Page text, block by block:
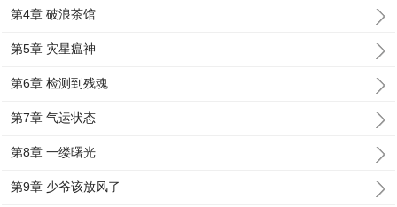
第4章 破浪茶馆
第5章 灾星瘟神
第6章 检测到残魂
第7章 气运状态
第8章 一缕曙光
第9章 少爷该放风了